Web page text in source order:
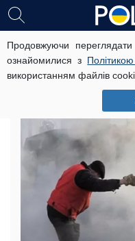
Продовжуючи
ознайомилися з
використанням файлів
Техногенна
“місто пішло